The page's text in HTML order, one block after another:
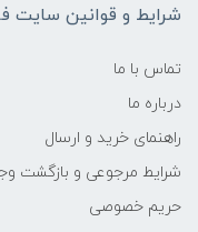
شرایط و قوانین سایت
تماس با ما
درباره ما
راهنمای خرید و ارسال
شرایط مرجوعی و بازگشت
حریم خصوصی